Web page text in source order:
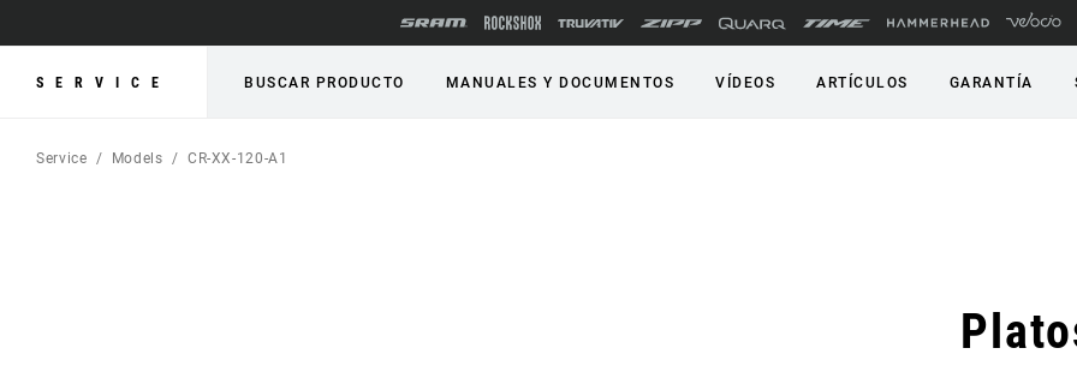
SERVICE BUSCAR PRODUCTO MANUALES Y DOCUMENTOS VÍDEOS ARTÍCULOS GARANTÍA
Service Models CR-XX-120-A1